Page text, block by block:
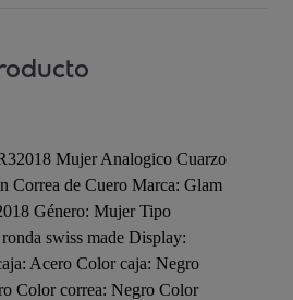
Mujer Analogico Cuarzo
Correa de Cuero Marca: Glam
Género: Mujer Tipo
swiss made Display:
Acero Color caja: Negro
Color correa: Negro Color